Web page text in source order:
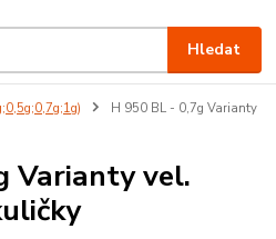
Hledat
H 950 BL - 0,7g Varianty
Varianty vel.